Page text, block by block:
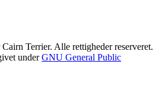
Terrier. Alle rettigheder reserveret.
underGNU General Public